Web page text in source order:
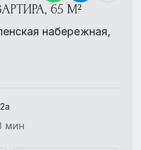
65 М²
набережная,
мин